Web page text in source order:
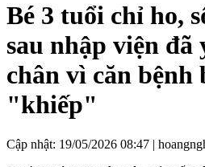
Bé 3 tuổi chỉ ho,
sau nhập viện đã
chân vì căn bệnh
"khiếp"
Cập nhật: 19/05/2026 08:47 |